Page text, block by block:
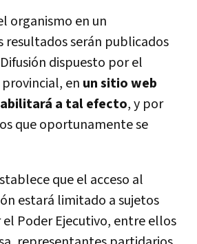
organismo en un
resultados serán publicados
dispuesto por el
en un sitio web
a tal efecto, y por
que oportunamente se
que el acceso al
estará limitado a sujetos
Poder Ejecutivo, entre ellos